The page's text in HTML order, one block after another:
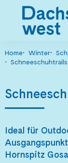
Home Winter
Schneeschuhtrails
Ideal für
Hornspitz